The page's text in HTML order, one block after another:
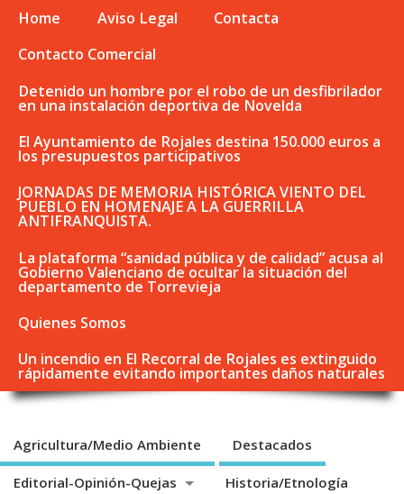
Home Aviso Legal
Contacta
Contacto Comercial
Detenido un hombre por el robo de un desfibrilador
en una instalación deportiva de Novelda
El Ayuntamiento de Rojales destina 150.000 euros a
los presupuestos participativos
JORNADAS DE MEMORIA HISTÓRICA VIENTO DEL
PUEBLO EN HOMENAJE A LA GUERRILLA
ANTIFRANQUISTA.
La plataforma “sanidad pública y de calidad” acusa al
Gobierno Valenciano de ocultar la situación del
departamento de Torrevieja
Quienes Somos
Un incendio en El Recorral de Rojales es extinguido
rápidamente evitando importantes daños naturales
Agricultura/Medio Ambiente Destacados
Editorial-Opinión-Quejas Historia/Etnología